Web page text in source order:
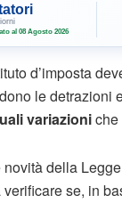
al 08 Agosto 2026
d’imposta
le detrazioni
variazioni
della
se, in